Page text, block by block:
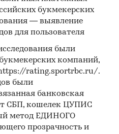
информации
Таможенной
EuroMonitor,
деловые и
издания,
в России и мире.
букмекерских
— выявление
для пользователя
были
компаний,
rating.sportrbc.ru/.
были
банковская
СБП, кошелек ЦУПИС
метод ЕДИНОГО
прозрачность и